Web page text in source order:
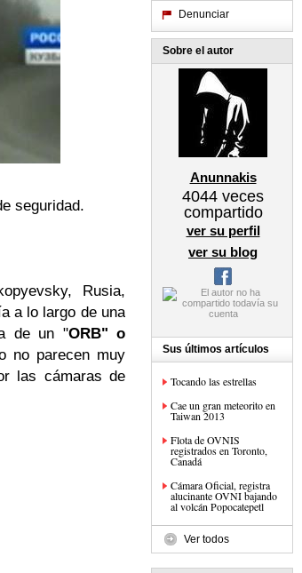
seguridad.
Rusia,
a lo largo de una
de un "ORB" o
no parecen muy
las cámaras de
Denunciar
Sobre el autor
Anunnakis
4044 veces
compartido
ver su perfil
ver su blog
Sus últimos artículos
Tocando las estrellas
Cae un gran meteorito en
Taiwan 2013
Flota de OVNIS
registrados en Toronto,
Canadá
Cámara Oficial, registra
alucinante OVNI bajando
al volcán Popocatepetl
Ver todos